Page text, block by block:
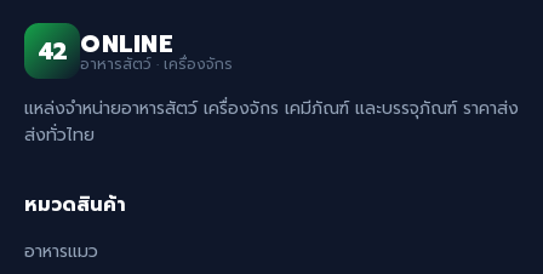
42 ONLINE
อาหารสัตว์ · เครื่องจักร
แหล่งจำหน่ายอาหารสัตว์ เครื่องจักร เคมีภัณฑ์ และบรรจุภัณฑ์ ราคาส่ง
ส่งทั่วไทย
หมวดสินค้า
อาหารแมว